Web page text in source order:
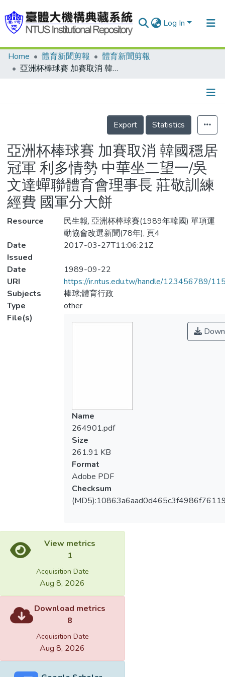
Log In
Communities & Collections
Statistics
Home 體育新聞剪報
體育新聞剪報
亞洲杯棒球賽 加賽取消 韓國穩居冠軍 利多情勢 中華坐二望一/吳文達蟬聯體育會理事長 莊敬訓練經費 國軍分大餅
Details
Export
Statistics
亞洲杯棒球賽 加賽取消 韓國穩居
冠軍 利多情勢 中華坐二望一/吳
文達蟬聯體育會理事長 莊敬訓練
經費 國軍分大餅
Resource
民生報, 亞洲杯棒球賽(1989年韓國) 單項運
動協會改選新聞(78年), 頁4
Date
Issued
2017-03-27T11:06:21Z
Date
1989-09-22
URI
https://ir.ntus.edu.tw/handle/123456789/
Subjects
棒球;體育行政
Type
other
File(s)
Name
264901.pdf
Size
261.91 KB
Format
Adobe PDF
Checksum
View metrics
1
Acquisition Date
Aug 8, 2026
Download metrics
8
Acquisition Date
Aug 8, 2026